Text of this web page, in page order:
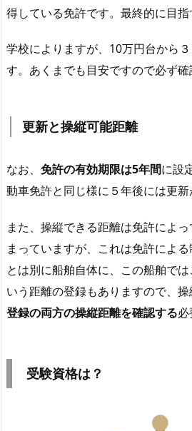
得している免許です。最終的に目指
学校によりますが、10万円台から
す。あくまでも目安ですので必ず確
更新と操縦可能距離
なお、 免許の有効期限は5年間に設
動車免許と同じ様に５年後には更新
また、操縦できる距離は免許によ
まっていますが、これは免許によ
とは別に船舶自体に、この船舶で
いう距離の登録もありますので、
登録の両方の操縦距離を確認する必
受験資格は？